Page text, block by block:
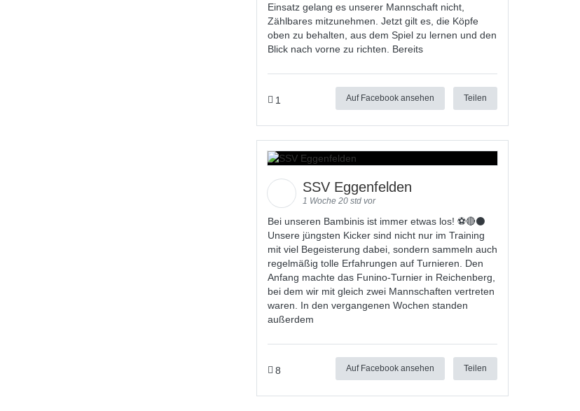
Einsatz gelang es unserer Mannschaft nicht,
Zählbares mitzunehmen. Jetzt gilt es, die Köpfe
oben zu behalten, aus dem Spiel zu lernen und den
Blick nach vorne zu richten. Bereits
1 Auf Facebook ansehen Teilen
SSV Eggenfelden
1 Woche 20 std vor
Bei unseren Bambinis ist immer etwas los! ⚽️🔴⚫
Unsere jüngsten Kicker sind nicht nur im Training
mit viel Begeisterung dabei, sondern sammeln auch
regelmäßig tolle Erfahrungen auf Turnieren. Den
Anfang machte das Funino-Turnier in Reichenberg,
bei dem wir mit gleich zwei Mannschaften vertreten
waren. In den vergangenen Wochen standen
außerdem
8 Auf Facebook ansehen Teilen